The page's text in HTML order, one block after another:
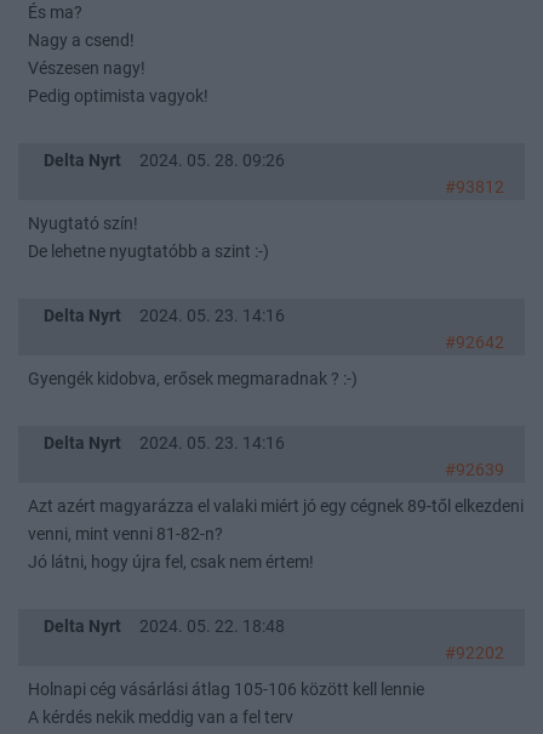
És ma?
Nagy a csend!
Vészesen nagy!
Pedig optimista vagyok!
Delta Nyrt
2024. 05. 28. 09:26
#93812
Nyugtató szín!
De lehetne nyugtatóbb a szint :-)
Delta Nyrt
2024. 05. 23. 14:16
#92642
Gyengék kidobva, erősek megmaradnak ? :-)
Delta Nyrt
2024. 05. 23. 14:16
#92639
Azt azért magyarázza el valaki miért jó egy cégnek 89-től elkezdeni
venni, mint venni 81-82-n?
Jó látni, hogy újra fel, csak nem értem!
Delta Nyrt
2024. 05. 22. 18:48
#92202
Holnapi cég vásárlási átlag 105-106 között kell lennie
A kérdés nekik meddig van a fel terv